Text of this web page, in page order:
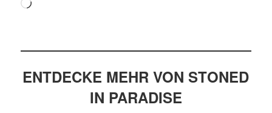
ENTDECKE MEHR VON STONED
IN PARADISE